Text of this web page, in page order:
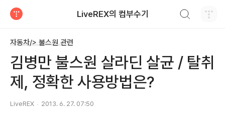
LiveREX의 컴부수기
자동차/> 불스원 관련
김병만 불스원 살라딘 살균 / 탈취
제, 정확한 사용방법은?
LiveREX 2013. 6. 27. 07:50